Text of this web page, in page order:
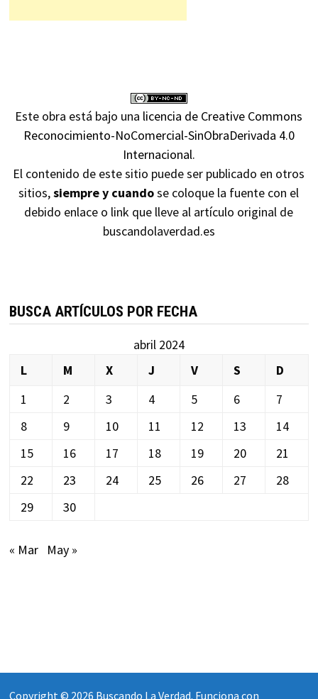
Este obra está bajo una licencia de Creative Commons
Reconocimiento-NoComercial-SinObraDerivada 4.0
Internacional.
El contenido de este sitio puede ser publicado en otros
sitios,siempre y cuandose coloque la fuente con el
debido enlace o link que lleve al artículo original de
buscandolaverdad.es
BUSCA ARTÍCULOS POR FECHA
abril 2024
L
M X J V S
D
1
2 3 4 5 6
7
8
9 10 11 12 13
14
15
16 17 18 19 20
21
22
23 24 25 26 27
28
29
30
« Mar May »
Copyright © 2026 Buscando La Verdad. Funciona con